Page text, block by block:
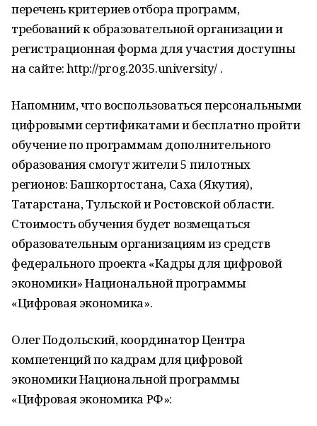
перечень критериев отбора программ,
требований к образовательной организации и
регистрационная форма для участия доступны
на сайте: http://prog.2035.university/ .
Напомним, что воспользоваться персональными
цифровыми сертификатами и бесплатно пройти
обучение по программам дополнительного
образования смогут жители 5 пилотных
регионов: Башкортостана, Саха (Якутия),
Татарстана, Тульской и Ростовской области.
Стоимость обучения будет возмещаться
образовательным организациям из средств
федерального проекта «Кадры для цифровой
экономики» Национальной программы
«Цифровая экономика».
Олег Подольский, координатор Центра
компетенций по кадрам для цифровой
экономики Национальной программы
«Цифровая экономика РФ»: